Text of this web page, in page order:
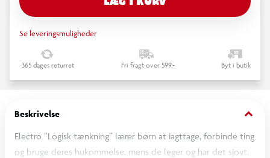
Se leveringsmuligheder
365 dages returret Fri fragt over 599,- Byt i butik
Beskrivelse keyboard_arrow_down
Electro “Logisk tænkning” lærer børn at iagttage, forbinde ting
og bruge deres hukommelse, mens de leger og har det sjovt.